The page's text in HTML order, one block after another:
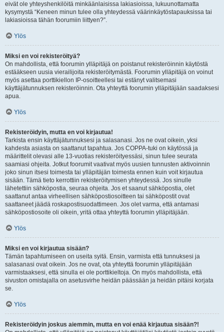
eivät ole yhteyshenkilöitä minkäänlaisissa lakiasioissa, lukuunottamatta
kysymystä “Keneen minun tulee olla yhteydessä väärinkäytöstapauksissa tai
lakiasioissa tähän foorumiin liittyen?”.
Ylös
Miksi en voi rekisteröityä?
On mahdollista, että foorumin ylläpitäjä on poistanut rekisteröinnin käytöstä
estääkseen uusia vierailijoita rekisteröitymästä. Foorumin ylläpitäjä on voinut
myös asettaa porttikiellon IP-osoitteellesi tai estänyt valitsemasi
käyttäjätunnuksen rekisteröinnin. Ota yhteyttä foorumin ylläpitäjään saadaksesi
apua.
Ylös
Rekisteröidyin, mutta en voi kirjautua!
Tarkista ensin käyttäjätunnuksesi ja salasanasi. Jos ne ovat oikein, yksi
kahdesta asiasta on saattanut tapahtua. Jos COPPA-tuki on käytössä ja
määrittelit olevasi alle 13-vuotias rekisteröityessäsi, sinun tulee seurata
saamiasi ohjeita. Jotkut foorumit vaativat myös uusien tunnusten aktivoinnin
joko sinun itsesi toimesta tai ylläpitäjän toimesta ennen kuin voit kirjautua
sisään. Tämä tieto kerrottiin rekisteröitymisen yhteydessä. Jos sinulle
lähetettiin sähköpostia, seuraa ohjeita. Jos et saanut sähköpostia, olet
saattanut antaa virheellisen sähköpostiosoitteen tai sähköpostit ovat
saattaneet jäädä roskapostisuodattimeen. Jos olet varma, että antamasi
sähköpostiosoite oli oikein, yritä ottaa yhteyttä foorumin ylläpitäjään.
Ylös
Miksi en voi kirjautua sisään?
Tämän tapahtumiseen on useita syitä. Ensin, varmista että tunnuksesi ja
salasanasi ovat oikein. Jos ne ovat, ota yhteyttä foorumin ylläpitäjään
varmistaaksesi, että sinulla ei ole porttikieltoja. On myös mahdollista, että
sivuston omistajalla on asetusvirhe heidän päässään ja heidän pitäisi korjata
se.
Ylös
Rekisteröidyin joskus aiemmin, mutta en voi enää kirjautua sisään?!